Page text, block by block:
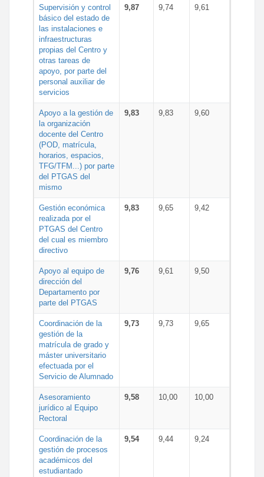
Supervisión y control
básico del estado de
las instalaciones e
infraestructuras
propias del Centro y
otras tareas de
apoyo, por parte del
personal auxiliar de
servicios
9,87 9,74 9,61
Apoyo a la gestión de
la organización
docente del Centro
(POD, matrícula,
horarios, espacios,
TFG/TFM...) por parte
del PTGAS del
mismo
9,83 9,83 9,60
Gestión económica
realizada por el
PTGAS del Centro
del cual es miembro
directivo
9,83 9,65 9,42
Apoyo al equipo de
dirección del
Departamento por
parte del PTGAS
9,76 9,61 9,50
Coordinación de la
gestión de la
matrícula de grado y
máster universitario
efectuada por el
Servicio de Alumnado
9,73 9,73 9,65
Asesoramiento
jurídico al Equipo
Rectoral
9,58 10,00 10,00
Coordinación de la
gestión de procesos
académicos del
estudiantado
9,54 9,44 9,24